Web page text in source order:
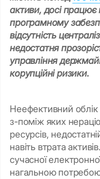
активи, досі працює
програмному
відсутність
недостатня
управління
корупційні ризики.
Неефективний облік
з-поміж яких
ресурсів,
навіть втрата
сучасної
нагальною